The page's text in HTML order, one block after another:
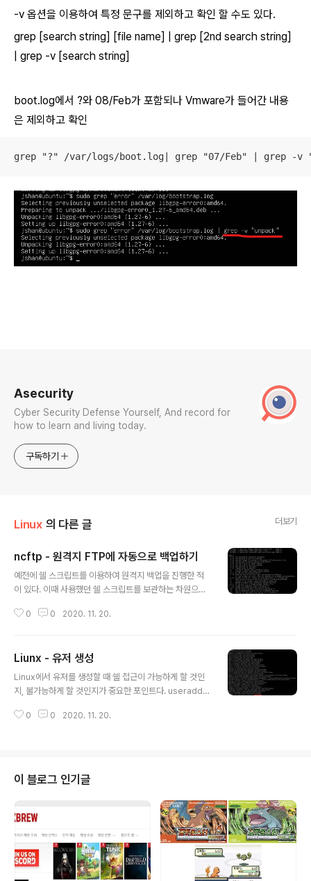
-v 옵션을 이용하여 특정 문구를 제외하고 확인 할 수도 있다.
grep [search string] [file name] | grep [2nd search string]
| grep -v [search string]
boot.log에서 ?와 08/Feb가 포함되나 Vmware가 들어간 내용
은 제외하고 확인
grep "?" /var/logs/boot.log| grep "07/Feb" | grep -v
Asecurity
Cyber Security Defense Yourself, And record for
how to learn and living today.
구독하기
Linux 의 다른 글 더보기
ncftp - 원격지 FTP에 자동으로 백업하기
예전에 쉘 스크립트를 이용하여 원격지 백업을 진행한 적
이 있다. 이때 사용했던 쉘 스크립트를 보관하는 차원으로
p 으로 GUI없이 command line을 유저/비밀번호 입력
tp를 입력하면 ncftp 쉘로 접근해 ftp client 기능을 수행
하고, ncftpput을 입력하면 command line으로 구동할
수 있다. 이외에도 다양한 옵션이 있으니, ftp 업로드와 같
##함수 지정 부분 현재 년도와월,일을 시간뒤에 표시가 된
0 0 2020. 11. 20.
Liunx - 유저 생성
Linux에서 유저를 생성할 때 쉘 접근이 가능하게 할 것인
지, 불가능하게 할 것인지가 중요한 포인트다. useradd -
토리 지정 -s 사용 쉘 지정 /bin/false 은 쉘 접근이 거부
useradd 유저명 또는 useradd -d /home/lwg -s /bi
n/bash 유저명 -d 홈 디렉토리 지정 -s 사용 쉘 지정 /bi
n/csh 은 사용을 허가함이다 메일서버르 사용하는 경우 유
저는 -S를 통해 쉘 로그인은 불가능하지만, 메일 사용이 가
0 0 2020. 11. 20.
이 블로그 인기글